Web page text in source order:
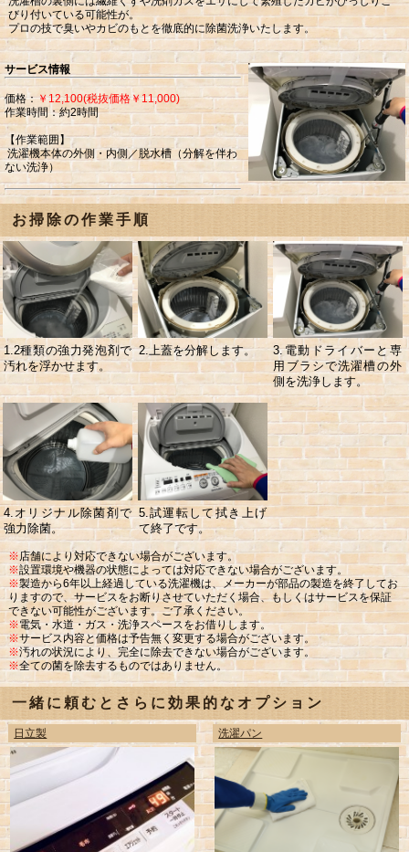
びり付いている可能性が。
プロの技で臭いやカビのもとを徹底的に除菌洗浄いたします。
サービス情報
価格：￥12,100(税抜価格￥11,000)
作業時間：約2時間
【作業範囲】
洗濯機本体の外側・内側／脱水槽（分解を伴わ
ない洗浄）
お掃除の作業手順
1.2種類の強力発泡剤で
汚れを浮かせます。
2.上蓋を分解します。
3.電動ドライバーと専
用ブラシで洗濯槽の外
側を洗浄します。
4.オリジナル除菌剤で
強力除菌。
5.試運転して拭き上げ
て終了です。
※店舗により対応できない場合がございます。
※設置環境や機器の状態によっては対応できない場合がございます。
※製造から6年以上経過している洗濯機は、メーカーが部品の製造を終了してお
りますので、サービスをお断りさせていただく場合、もしくはサービスを保証
できない可能性がございます。ご了承ください。
※電気・水道・ガス・洗浄スペースをお借りします。
※サービス内容と価格は予告無く変更する場合がございます。
※汚れの状況により、完全に除去できない場合がございます。
※全ての菌を除去するものではありません。
一緒に頼むとさらに効果的なオプション
日立製 洗濯パン